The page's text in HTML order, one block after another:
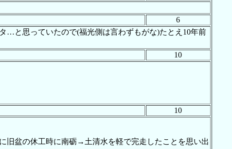
6
…と思っていたので(福光側は言わずもがな)たとえ10年前
10
10
旧盆の休工時に南砺→土清水を軽で完走したことを思い出